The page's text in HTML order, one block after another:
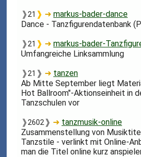
❱21 ❱ ➜markus-bader-dance
Dance - Tanzfigurendatenbank
❱21 ❱ ➜markus-bader-
Umfangreiche Linksammlung
❱21 ❱ ➜ tanzen
Ab Mitte September liegt
Hot Ballroom"-Aktionseinheit in
Tanzschulen vor
❱2602 ❱ ➜ tanzmusik-online
Zusammenstellung von
Tanzstile - verlinkt mit Online-
man die Titel online kurz